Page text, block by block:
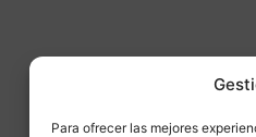
Para ofrecer las mejores